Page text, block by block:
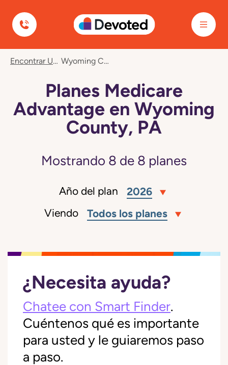
Devoted Health
Encontrar Un Plan Wyoming County, PA
Planes Medicare
Advantage en Wyoming
County, PA
Mostrando 8 de 8 planes
Año del plan 2026
Viendo Todos los planes
¿Necesita ayuda?
Chatee con Smart Finder.
Cuéntenos qué es importante
para usted y le guiaremos paso
a paso.